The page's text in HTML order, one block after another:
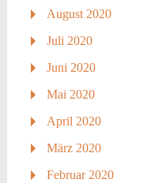
August 2020
Juli 2020
Juni 2020
Mai 2020
April 2020
März 2020
Februar 2020